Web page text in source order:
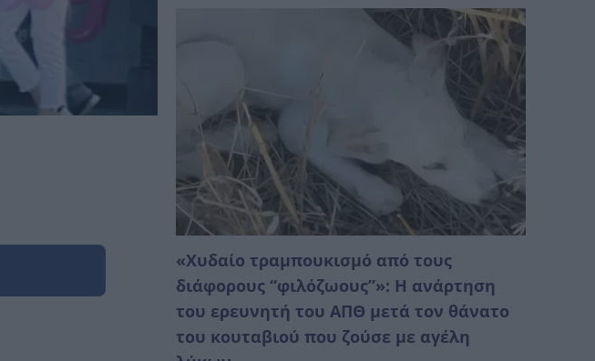
«Χυδαίο τραμπουκισμό από τους
διάφορους “φιλόζωους”»: Η ανάρτηση
του ερευνητή του ΑΠΘ μετά τον θάνατο
του κουταβιού που ζούσε με αγέλη